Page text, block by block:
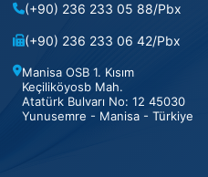
(+90) 236 233 05 88/Pbx
(+90) 236 233 06 42/Pbx
Manisa OSB 1. Kısım
Keçiliköyosb Mah.
Atatürk Bulvarı No: 12 45030
Yunusemre - Manisa - Türkiye